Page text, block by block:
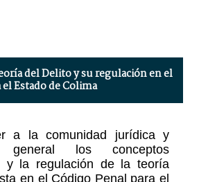
del Delito y su regulación en el
Estado de Colima
a la comunidad jurídica y
los conceptos
y la regulación de la teoría
en el Código Penal para el